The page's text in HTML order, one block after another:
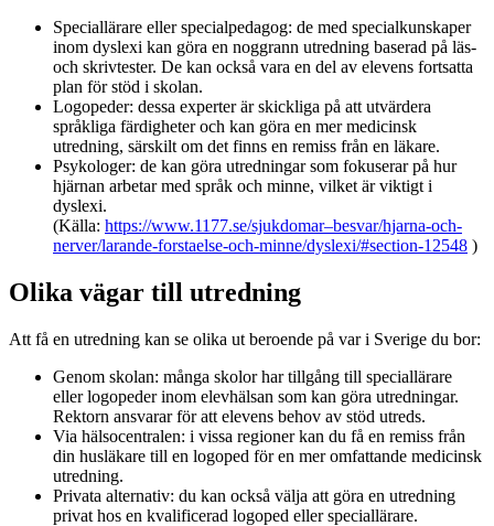
Speciallärare eller specialpedagog: de med specialkunskaper
inom dyslexi kan göra en noggrann utredning baserad på läs-
och skrivtester. De kan också vara en del av elevens fortsatta
plan för stöd i skolan.
Logopeder: dessa experter är skickliga på att utvärdera
språkliga färdigheter och kan göra en mer medicinsk
utredning, särskilt om det finns en remiss från en läkare.
Psykologer: de kan göra utredningar som fokuserar på hur
hjärnan arbetar med språk och minne, vilket är viktigt i
dyslexi.
(Källa: https://www.1177.se/sjukdomar–besvar/hjarna-och-
nerver/larande-forstaelse-och-minne/dyslexi/#section-12548 )
Olika vägar till utredning
Att få en utredning kan se olika ut beroende på var i Sverige du bor:
Genom skolan: många skolor har tillgång till speciallärare
eller logopeder inom elevhälsan som kan göra utredningar.
Rektorn ansvarar för att elevens behov av stöd utreds.
Via hälsocentralen: i vissa regioner kan du få en remiss från
din husläkare till en logoped för en mer omfattande medicinsk
utredning.
Privata alternativ: du kan också välja att göra en utredning
privat hos en kvalificerad logoped eller speciallärare.